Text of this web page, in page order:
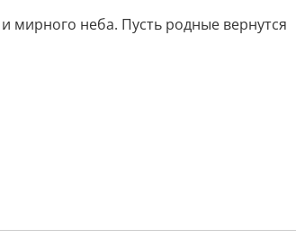
мирного неба. Пусть родные вернутся